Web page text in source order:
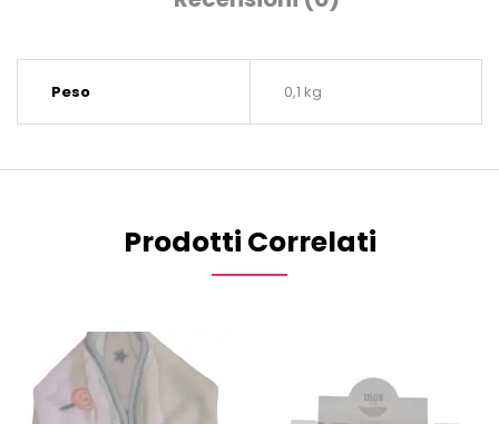
Peso 0,1 kg
Prodotti Correlati
Iscriviti per ricevere il tuo sconto.
Email